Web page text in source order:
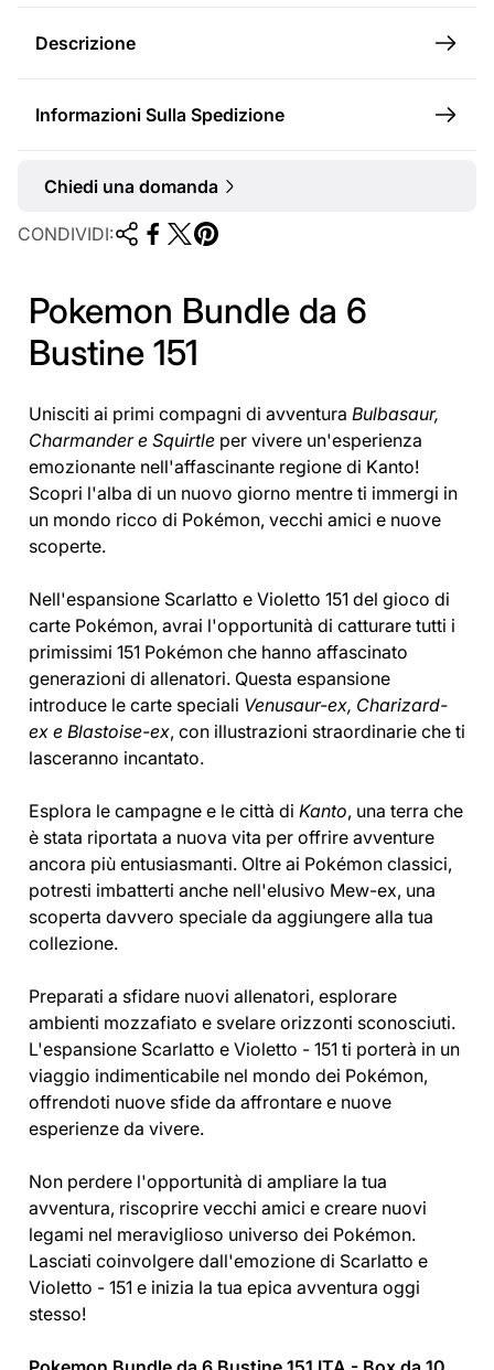
Descrizione
Informazioni Sulla Spedizione
Chiedi una domanda
CONDIVIDI:
Pokemon Bundle da 6
Bustine 151
Unisciti ai primi compagni di avventura Bulbasaur,
Charmander e Squirtle per vivere un'esperienza
emozionante nell'affascinante regione di Kanto!
Scopri l'alba di un nuovo giorno mentre ti immergi in
un mondo ricco di Pokémon, vecchi amici e nuove
scoperte.
Nell'espansione Scarlatto e Violetto 151 del gioco di
carte Pokémon, avrai l'opportunità di catturare tutti i
primissimi 151 Pokémon che hanno affascinato
generazioni di allenatori. Questa espansione
introduce le carte speciali Venusaur-ex, Charizard-
ex e Blastoise-ex, con illustrazioni straordinarie che ti
lasceranno incantato.
Esplora le campagne e le città di Kanto, una terra che
è stata riportata a nuova vita per offrire avventure
ancora più entusiasmanti. Oltre ai Pokémon classici,
potresti imbatterti anche nell'elusivo Mew-ex, una
scoperta davvero speciale da aggiungere alla tua
collezione.
Preparati a sfidare nuovi allenatori, esplorare
ambienti mozzafiato e svelare orizzonti sconosciuti.
L'espansione Scarlatto e Violetto - 151 ti porterà in un
viaggio indimenticabile nel mondo dei Pokémon,
offrendoti nuove sfide da affrontare e nuove
esperienze da vivere.
Non perdere l'opportunità di ampliare la tua
avventura, riscoprire vecchi amici e creare nuovi
legami nel meraviglioso universo dei Pokémon.
Lasciati coinvolgere dall'emozione di Scarlatto e
Violetto - 151 e inizia la tua epica avventura oggi
stesso!